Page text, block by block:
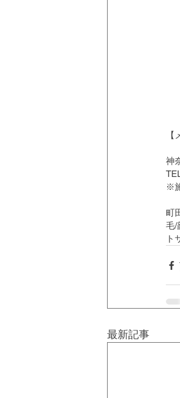
神
※
町
毛/
ト
最新記事